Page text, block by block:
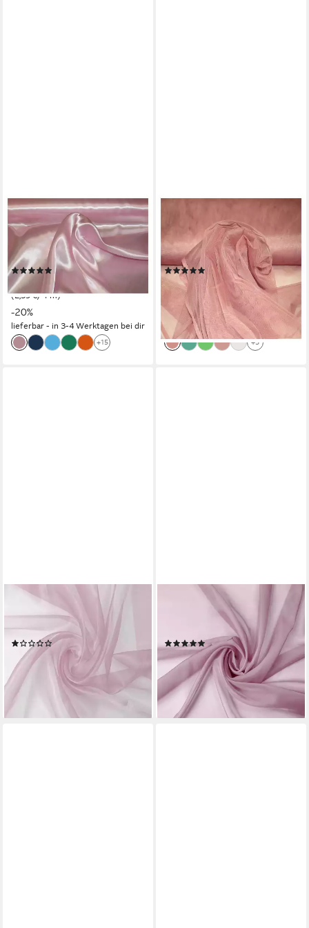
JIREX TRADING COMPANY
Stoff Satin Meterware für
Deko,Basteln,Kleidung 150cm
breit UNI
(13)
2,39 € UVP
(2,39 €/ 1 m)
-20%
lieferbar - in 3-4 Werktagen bei dir
+15
Stoff Tüll Stoff Petticoat Tütü
Meterware Deko 150cm breit
2-Way Stretch
(6)
1,56 € UVP1,99 €
(1,56 €/ 1 m)
-22%
lieferbar - in 3-4 Werktagen bei dir
+5
EVENT KAUF
Stoff Organza Crystal Stoff
Meterware, Breite 150 cm
(1)
1,89 €
(1,26 €/ 1 qm)
lieferbar - in 2-3 Werktagen bei dir
+18
EVENT KAUF
Stoff Voile Meterware, Breite
(2)
2,59 €
(1,73 €/ 1 qm)
lieferbar - in 2-3 Werktagen bei dir